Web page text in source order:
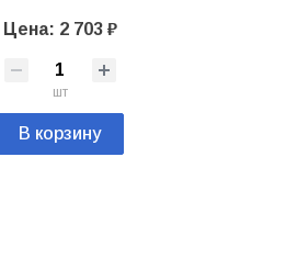
Цена: 2 703 ₽
шт
В корзину